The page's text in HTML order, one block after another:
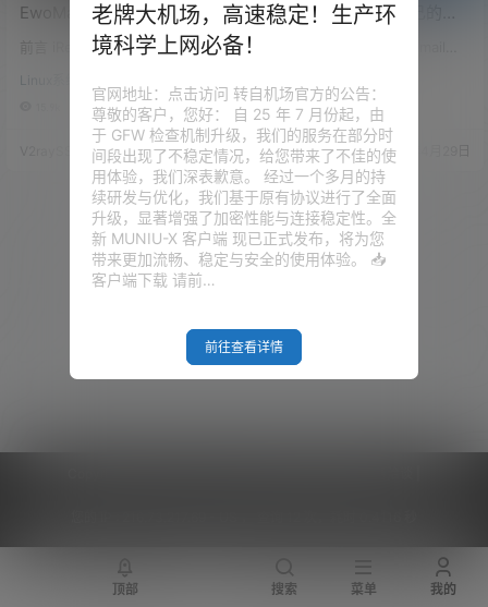
EwoMail 开源邮件服务器详
细搭建过程！自建企业邮
局、域名邮箱！低配VPS的
福音！域名、邮箱无数量限
制！域不允许办法！
前言 iRedMail 的功能太多，也过
的性能不太强悍，持续运行的
话，内存也就爆表了，那这样就
会直接导致邮件的丢失。 所以，
今天为大家介绍另外一个开源的
邮件服务器系统 —— EwoMail！
这是一家由国内公司开发并开源
的基于 Linux 的邮件服务系统，
集成了众多优秀稳定的组件，支
持电脑和手机客户端，非常适合
邮箱功能需求少的个人、以及企
业进行使用。 据官方所说…
Linux系统设置
0
V2raySSR综合网 23年9月2日
免费注册一个专属自己的企
圾站点用自己的邮箱接收验证
码？你是否担心邮箱地址等隐私
被泄露？免费注册一个专属自己
的企业级域名邮箱吧，从此开启
正确的科学上网方式！ 视频教程
地址：点击观看 准备工作 1、注
册或是拥有域名一个 不会点我
2、让Cloudflare接管我们的域名
解析服务 不会点我 3、可以接收
验证码的手机一台（自己国内的
9.8k 0
V2raySSR综合网 20年4月29日
老牌大机场，高速稳定！生产环
境科学上网必备！
官网地址：点击访问 转自机场官方的公告：
尊敬的客户，您好： 自 25 年 7 月份起，由
于 GFW 检查机制升级，我们的服务在部分时
间段出现了不稳定情况，给您带来了不佳的使
用体验，我们深表歉意。 经过一个多月的持
续研发与优化，我们基于原有协议进行了全面
升级，显著增强了加密性能与连接稳定性。全
新 MUNIU-X 客户端 现已正式发布，将为您
带来更加流畅、稳定与安全的使用体验。 📥
客户端下载 请前…
前往查看详情
顶部 搜索 菜单 我的